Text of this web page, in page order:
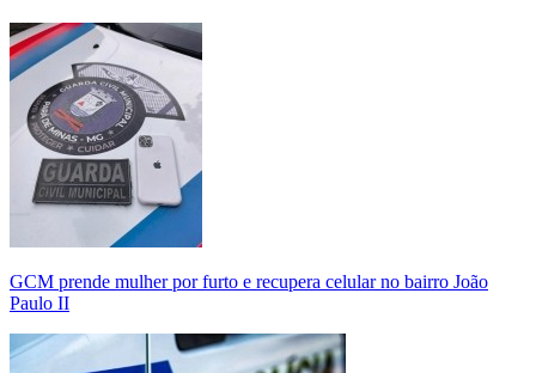
GCM prende mulher por furto e recupera celular no bairro João
Paulo II